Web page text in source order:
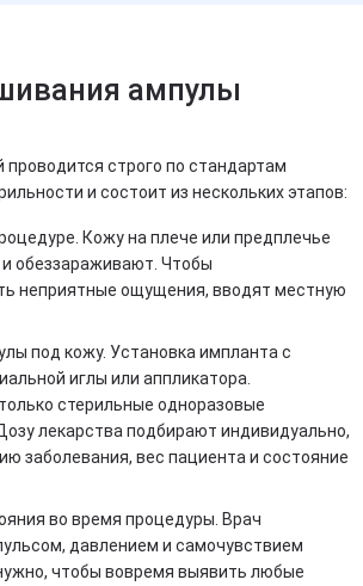
ампулы
проводится строго по стандартам
и состоит из нескольких этапов:
Кожу на плече или предплечье
обеззараживают. Чтобы
неприятные ощущения, вводят местную
под кожу. Установка импланта с
иглы или аппликатора.
стерильные одноразовые
лекарства подбирают индивидуально,
заболевания, вес пациента и состояние
во время процедуры. Врач
давлением и самочувствием
чтобы вовремя выявить любые